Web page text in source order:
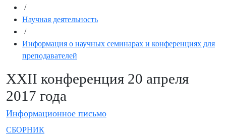
/
Научная деятельность
/
Информация о научных семинарах и конференциях для
преподавателей
XXII конференция 20 апреля
2017 года
Информационное письмо
СБОРНИК